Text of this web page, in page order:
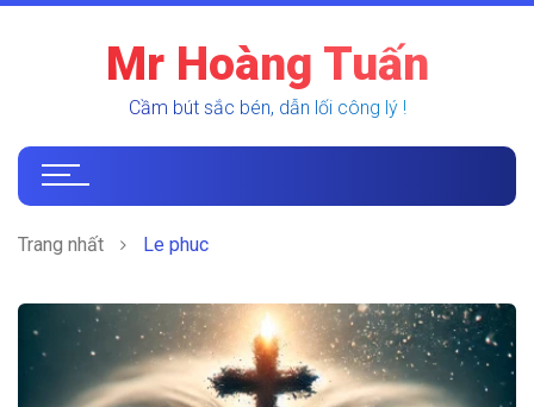
Mr Hoàng Tuấn
Cầm bút sắc bén, dẫn lối công lý !
Trang nhất Le phuc